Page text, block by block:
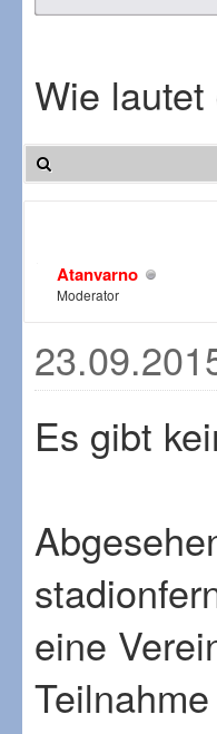
Wie
Atanvarno
Moderator
Es gibt
eine